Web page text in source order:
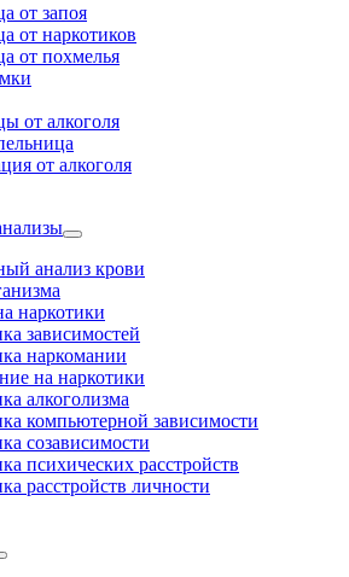
от запоя
от наркотиков
от похмелья
от алкоголя
от алкоголя
анализ крови
наркотики
зависимостей
наркомании
на наркотики
алкоголизма
компьютерной зависимости
созависимости
психических расстройств
расстройств личности